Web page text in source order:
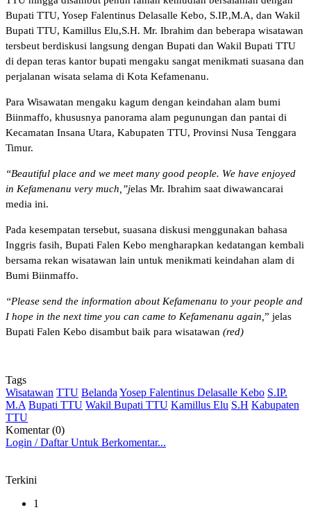
Bupati TTU, Yosep Falentinus Delasalle Kebo, S.IP.,M.A, dan Wakil
Bupati TTU, Kamillus Elu,S.H. Mr. Ibrahim dan beberapa wisatawan
tersbeut berdiskusi langsung dengan Bupati dan Wakil Bupati TTU
di depan teras kantor bupati mengaku sangat menikmati suasana dan
perjalanan wisata selama di Kota Kefamenanu.
Para Wisawatan mengaku kagum dengan keindahan alam bumi
Biinmaffo, khususnya panorama alam pegunungan dan pantai di
Kecamatan Insana Utara, Kabupaten TTU, Provinsi Nusa Tenggara
Timur.
“Beautiful place and we meet many good people. We have enjoyed
in Kefamenanu very much,”jelas Mr. Ibrahim saat diwawancarai
media ini.
Pada kesempatan tersebut, suasana diskusi menggunakan bahasa
Inggris fasih, Bupati Falen Kebo mengharapkan kedatangan kembali
bersama rekan wisatawan lain untuk menikmati keindahan alam di
Bumi Biinmaffo.
“Please send the information about Kefamenanu to your people and
I hope in the next time you can came to Kefamenanu again, ” jelas
Bupati Falen Kebo disambut baik para wisatawan (red)
Tags
Wisatawan TTU Belanda Yosep Falentinus Delasalle Kebo S.IP.
M.A Bupati TTU Wakil Bupati TTU Kamillus Elu S.H Kabupaten
TTU
Komentar (0)
Login / Daftar Untuk Berkomentar...
Terkini
1